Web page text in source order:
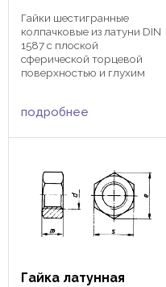
Гайки шестигранные
колпачковые из латуни DIN
1587 с плоской
сферической торцевой
поверхностью и глухим
резьбового соединения и
e dk max m max h упаковка,
подробнее
Гайка латунная